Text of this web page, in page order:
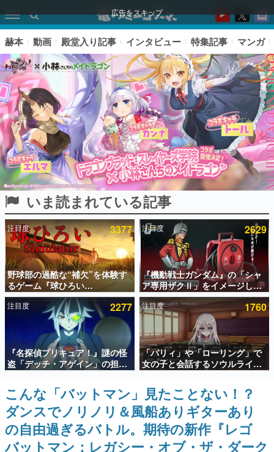
広告をスキップ
ピックアップ
電ファミのいま読まれている記事ランキング
アプリセール情報
インタビュー
連載・特集一覧
殿堂入り記事
SNS拡散数が数千以上！ ページビュー数万以上！ などな
ど。多くの人々に読まれた、電ファミ渾身の“殿堂入り”記
事をまとめました。
ゲームの企画書
名作ゲームクリエイターの方々に製作時のエピソードをお
聞きし、ヒットする企画（ゲーム）とは何か？を探ってい
きます。
赫本 動画 殿堂入り記事 インタビュー 特集記事 マンガ
いま読まれている記事
注目度 3377
野球部の過酷な“補欠”を体験す
るゲーム『球ひろい
Simulator』が「1件」のウィッ
シュリストをもとにチェコ語に
対応しSNSで話題に。『キング
ダム・カム』開発元やチェコの
プロ野球選手から称賛の声
注目度 2629
『機動戦士ガンダム』の「シャ
ア専用ザクⅡ」をイメージした
散水ホースリールが予約開始。
本体にはシャアのパーソナルマ
ークやジオン公国軍のエンブレ
ム、型式番号などを配置
注目度 2277
『名探偵プリキュア！』謎の怪
盗「デッチ・アゲイン」の担当
キャストは天﨑滉平さんと判
明。『Re:ゼロから始める異世
界生活』オットー役、『ヒプノ
シスマイク』山田三郎役など
注目度 1760
「パリィ」や「ローリング」で
女の子と会話するソウルライク
恋愛ゲーム『小早川さんはソウ
ルライク』無料公開。返事に失
敗すると「YOU DIED」
こんな「バットマン」見たことない！？
ダンスでノリノリ＆風船ありギターあり
の自由過ぎるバトル。期待の新作『レゴ
バットマン：レガシー・オブ・ザ・ダーク